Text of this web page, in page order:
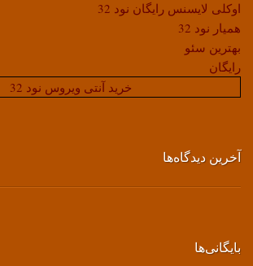
اوکلی لایسنس رایگان نود 32
همیار نود 32
بهترین سئو
رایگان
خرید آنتی ویروس نود 32
آخرین دیدگاه‌ها
بایگانی‌ها